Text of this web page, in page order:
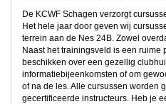
De KCWF Schagen verzorgt
Het hele jaar door geven wij
terrein aan de Nes 24B. Zowel
Naast het trainingsveld is een ruime
beschikken over een gezellig
informatiebijeenkomsten of om
of na de les. Alle cursussen worden
gecertificeerde instructeurs. Heb je